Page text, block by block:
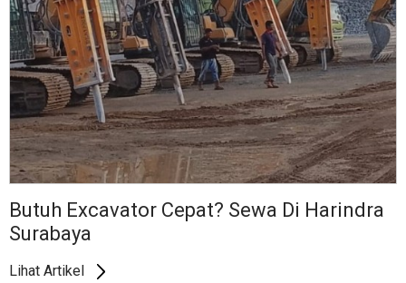
Butuh Excavator Cepat? Sewa Di Harindra
Surabaya
Lihat Artikel